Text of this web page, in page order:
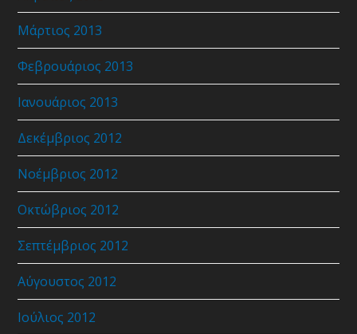
Μάρτιος 2013
Φεβρουάριος 2013
Ιανουάριος 2013
Δεκέμβριος 2012
Νοέμβριος 2012
Οκτώβριος 2012
Σεπτέμβριος 2012
Αύγουστος 2012
Ιούλιος 2012